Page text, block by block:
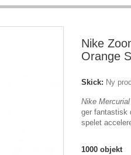
Nike
Orange
Skick: Ny
Nike
ger fantastisk
spelet
1000 objekt